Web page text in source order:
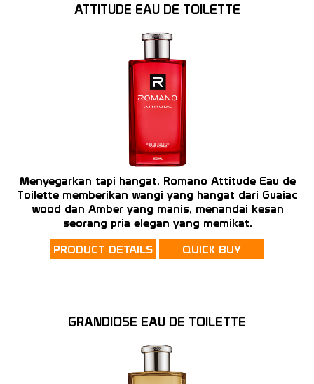
ATTITUDE EAU DE TOILETTE
Menyegarkan tapi hangat, Romano Attitude Eau de
Toilette memberikan wangi yang hangat dari Guaiac
wood dan Amber yang manis, menandai kesan
seorang pria elegan yang memikat.
PRODUCT DETAILS
QUICK BUY
GRANDIOSE EAU DE TOILETTE